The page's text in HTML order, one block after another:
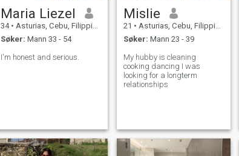
elsker jeg jakt og fiske, og
jeg foretrekker roen i naturen
fremfor fester. Bare så du
vet, jeg er ikke en å flaunt
i stedet for å imponere. Hvis
Maria Liezel
34 • Asturias, Cebu, Filippinene
Søker: Mann 33 - 54
I'm honest and serious.
Mislie
21 • Asturias, Cebu, Filippinene
Søker: Mann 23 - 39
My hubby is cleaning
cooking dancing I was
looking for a longterm
relationships